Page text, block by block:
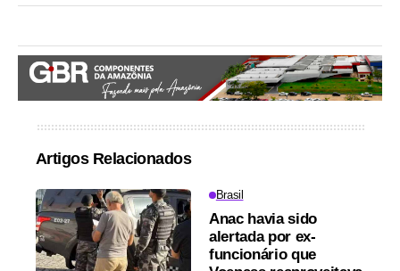
Artigos Relacionados
Brasil
Anac havia sido
alertada por ex-
funcionário que